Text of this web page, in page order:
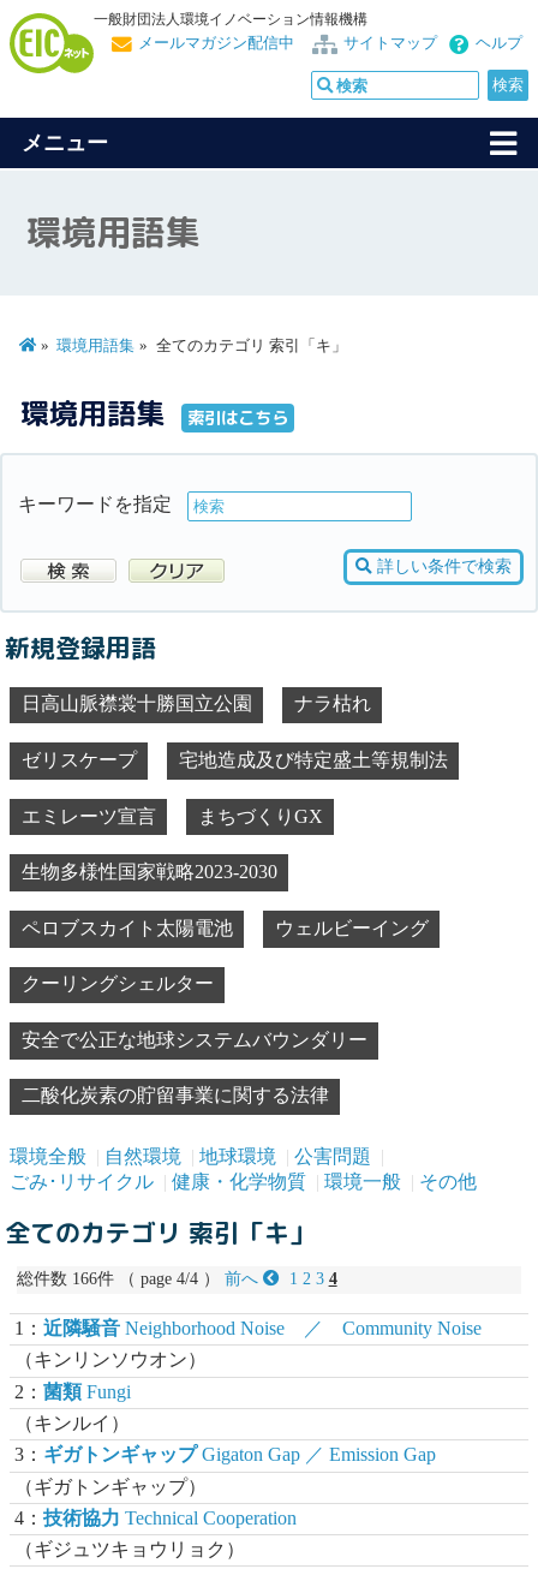
一般財団法人環境イノベーション情報機構
ヘルプ
サイトマップ
メールマガジン配信中
メニュー
環境用語集
環境用語集 全てのカテゴリ 索引「キ」
環境用語集 索引はこちら
キーワードを指定
詳しい条件で検索
新規登録用語
日高山脈襟裳十勝国立公園 ナラ枯れ
ゼリスケープ 宅地造成及び特定盛土等規制法
エミレーツ宣言 まちづくりGX
生物多様性国家戦略2023-2030
ペロブスカイト太陽電池 ウェルビーイング
クーリングシェルター
安全で公正な地球システムバウンダリー
二酸化炭素の貯留事業に関する法律
環境全般 自然環境 地球環境
公害問題
ごみ･リサイクル
健康・化学物質 環境一般 その他
全てのカテゴリ 索引「キ」
総件数 166件 （ page 4/4 ） 前へ 1 2 3 4
1：近隣騒音 Neighborhood Noise ／ Community Noise
（キンリンソウオン）
2：菌類Fungi
（キンルイ）
3： ギガトンギャップGigaton Gap ／ Emission Gap
（ギガトンギャップ）
4：技術協力 Technical Cooperation
（ギジュツキョウリョク）